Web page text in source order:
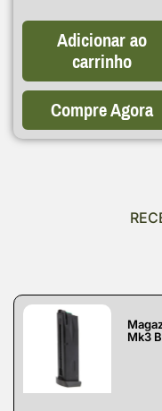
Adicionar ao
carrinho
Compre Agora
Mk3